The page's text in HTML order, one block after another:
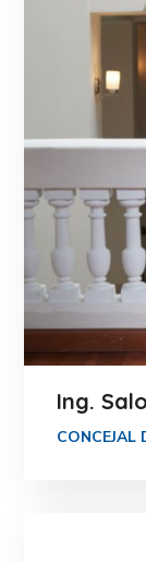
Ing.
CONCEJAL